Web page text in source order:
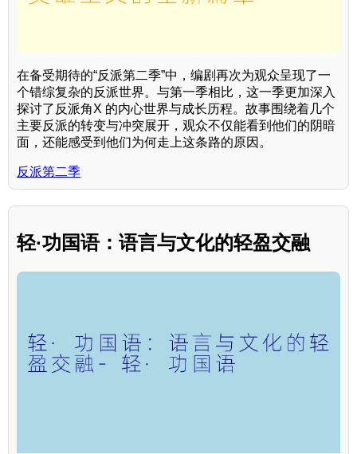
在备受期待的“反派第二季”中，编剧再次为观众呈现了一
个错综复杂的反派世界。与第一季相比，这一季更加深入
探讨了反派角X 的内心世界与成长历程。故事围绕着几个
主要反派的转变与冲突展开，观众不仅能看到他们的阴暗
面，还能感受到他们为何走上这条路的原因。
反派第二季
轻·功国语：语言与文化的轻盈交融